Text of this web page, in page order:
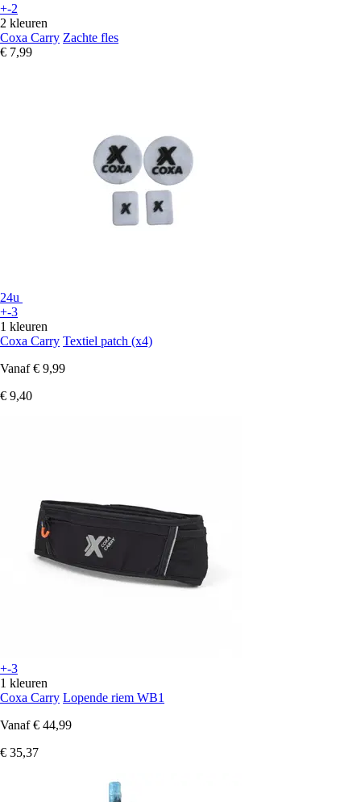
+-2
2 kleuren
Coxa Carry Zachte fles
€ 7,99
24u
+-3
1 kleuren
Coxa Carry Textiel patch (x4)
Vanaf € 9,99
€ 9,40
+-3
1 kleuren
Coxa Carry Lopende riem WB1
Vanaf € 44,99
€ 35,37